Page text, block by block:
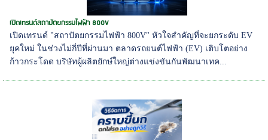
เปิดเทรนด์สถาปัตยกรรมไฟฟ้า 800V
เปิดเทรนด์ "สถาปัตยกรรมไฟฟ้า 800V" หัวใจสำคัญที่จะยกระดับ EV
ยุคใหม่ ในช่วงไม่กี่ปีที่ผ่านมา ตลาดรถยนต์ไฟฟ้า (EV) เติบโตอย่าง
ก้าวกระโดด บริษัทผู้ผลิตยักษ์ใหญ่ต่างแข่งขันกันพัฒนาเทค...